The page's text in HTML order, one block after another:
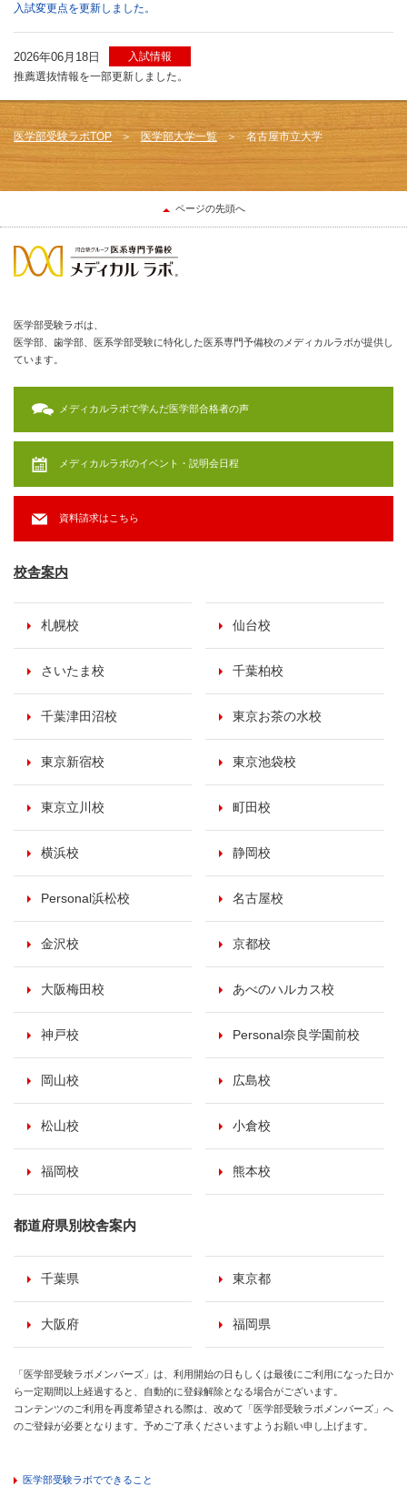
入試変更点を更新しました。
2026年06月18日
入試情報
推薦選抜情報を一部更新しました。
医学部受験ラボTOP 医学部大学一覧 名古屋市立大学
ページの先頭へ
医学部受験ラボは、
医学部、歯学部、医系学部受験に特化した医系専門予備校のメディカルラボが提供し
ています。
メディカルラボで学んだ医学部合格者の声
メディカルラボのイベント・説明会日程
資料請求はこちら
校舎案内
札幌校 仙台校
さいたま校 千葉柏校
千葉津田沼校 東京お茶の水校
東京新宿校 東京池袋校
東京立川校 町田校
横浜校 静岡校
Personal浜松校 名古屋校
金沢校 京都校
大阪梅田校 あべのハルカス校
神戸校 Personal奈良学園前校
岡山校 広島校
松山校 小倉校
福岡校 熊本校
都道府県別校舎案内
千葉県 東京都
大阪府 福岡県
「医学部受験ラボメンバーズ」は、利用開始の日もしくは最後にご利用になった日か
ら一定期間以上経過すると、自動的に登録解除となる場合がございます。
コンテンツのご利用を再度希望される際は、改めて「医学部受験ラボメンバーズ」へ
のご登録が必要となります。予めご了承くださいますようお願い申し上げます。
医学部受験ラボでできること